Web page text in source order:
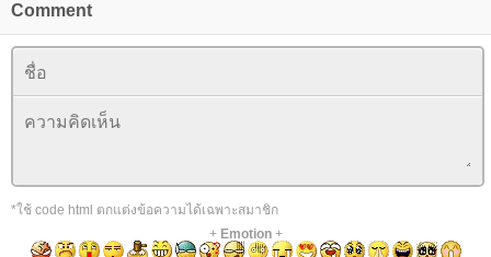
Comment
*ใช้ code html ตกแต่งข้อความได้เฉพาะสมาชิก
+ Emotion+